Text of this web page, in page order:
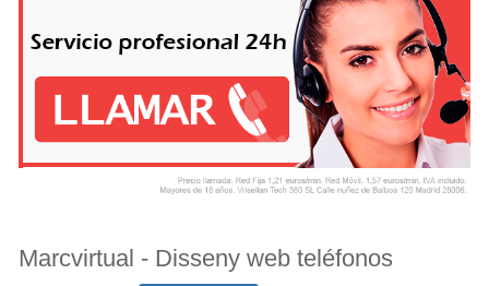
Marcvirtual - Disseny web teléfonos